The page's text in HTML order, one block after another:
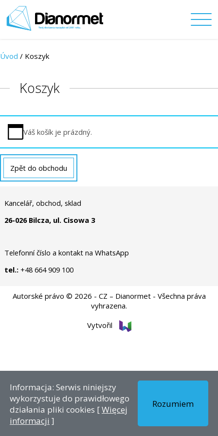
Úvod / Koszyk
Koszyk
Váš košík je prázdný.
Zpět do obchodu
Kancelář, obchod, sklad
26-026 Bilcza, ul. Cisowa 3
Telefonní číslo a kontakt na WhatsApp
tel.:+48 664 909 100
Autorské právo © 2026 - CZ – Dianormet - Všechna práva
vyhrazena.
Vytvořil
Informacja: Serwis niniejszy
wykorzystuje do prawidłowego
działania pliki cookies [Więcej
informacji ]
Rozumiem